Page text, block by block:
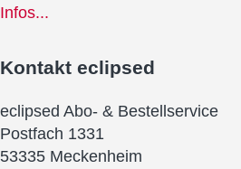
Infos...
Kontakt eclipsed
eclipsed Abo- & Bestellservice
Postfach 1331
53335 Meckenheim